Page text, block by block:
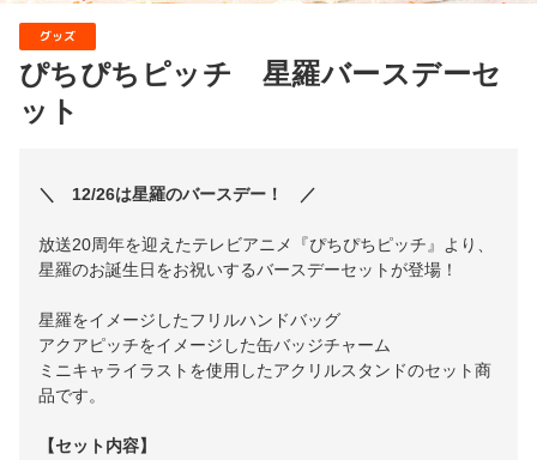
グッズ
ぴちぴちピッチ 星羅バースデーセ
ット
＼ 12/26は星羅のバースデー！ ／
放送20周年を迎えたテレビアニメ『ぴちぴちピッチ』より、
星羅のお誕生日をお祝いするバースデーセットが登場！
星羅をイメージしたフリルハンドバッグ
アクアピッチをイメージした缶バッジチャーム
ミニキャライラストを使用したアクリルスタンドのセット商
品です。
【セット内容】